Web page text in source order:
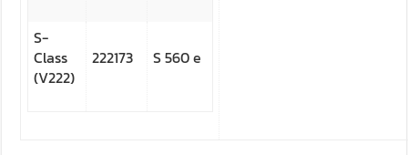
S-
Class
(V222)
222173 S 560 e